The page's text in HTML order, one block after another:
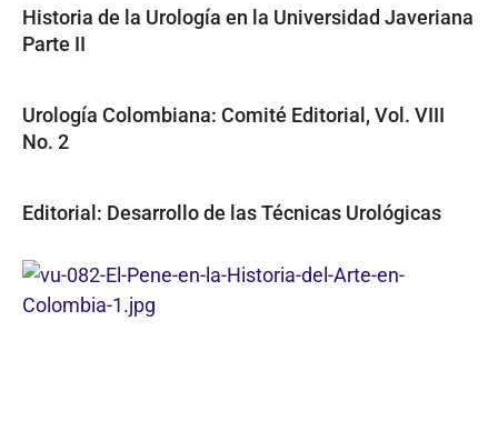
Historia de la Urología en la Universidad Javeriana
Parte II
Urología Colombiana: Comité Editorial, Vol. VIII
No. 2
Editorial: Desarrollo de las Técnicas Urológicas